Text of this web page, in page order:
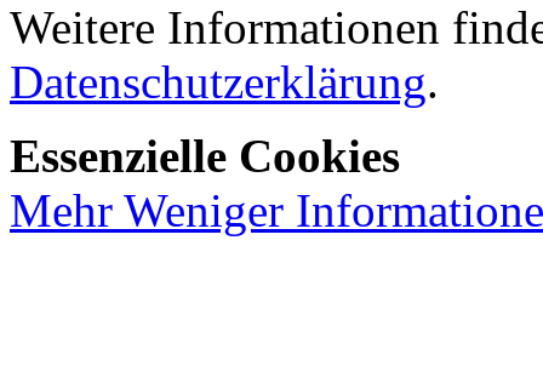
Weitere Informationen
Datenschutzerklärung.
Essenzielle Cookies
Mehr Weniger